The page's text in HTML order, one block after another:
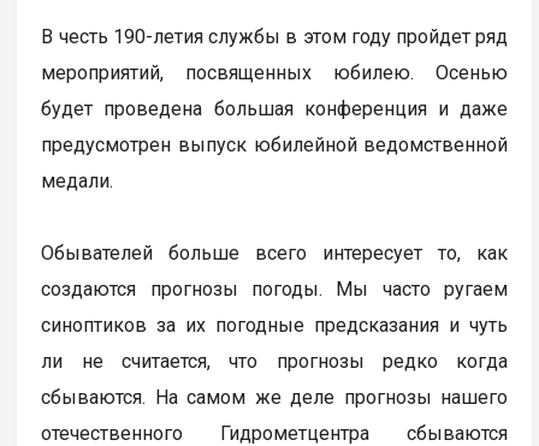
В честь 190-летия службы в этом году пройдет ряд
мероприятий, посвященных юбилею. Осенью
будет проведена большая конференция и даже
предусмотрен выпуск юбилейной ведомственной
медали.
Обывателей больше всего интересует то, как
создаются прогнозы погоды. Мы часто ругаем
синоптиков за их погодные предсказания и чуть
ли не считается, что прогнозы редко когда
сбываются. На самом же деле прогнозы нашего
отечественного Гидрометцентра сбываются